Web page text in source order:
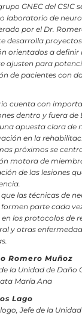
GNEC del CSIC
laboratorio de
por el Dr.
desarrolla
orientados a definir
ajusten para
de pacientes con
cuenta con
dentro y fuera de
apuesta clara de
en la
próximos se
motora de
de las lesiones
que las técnicas de
parte cada
los protocolos de
y otras
Romero Muñoz
la Unidad de Daño
María Ana
Lago
Jefe de la